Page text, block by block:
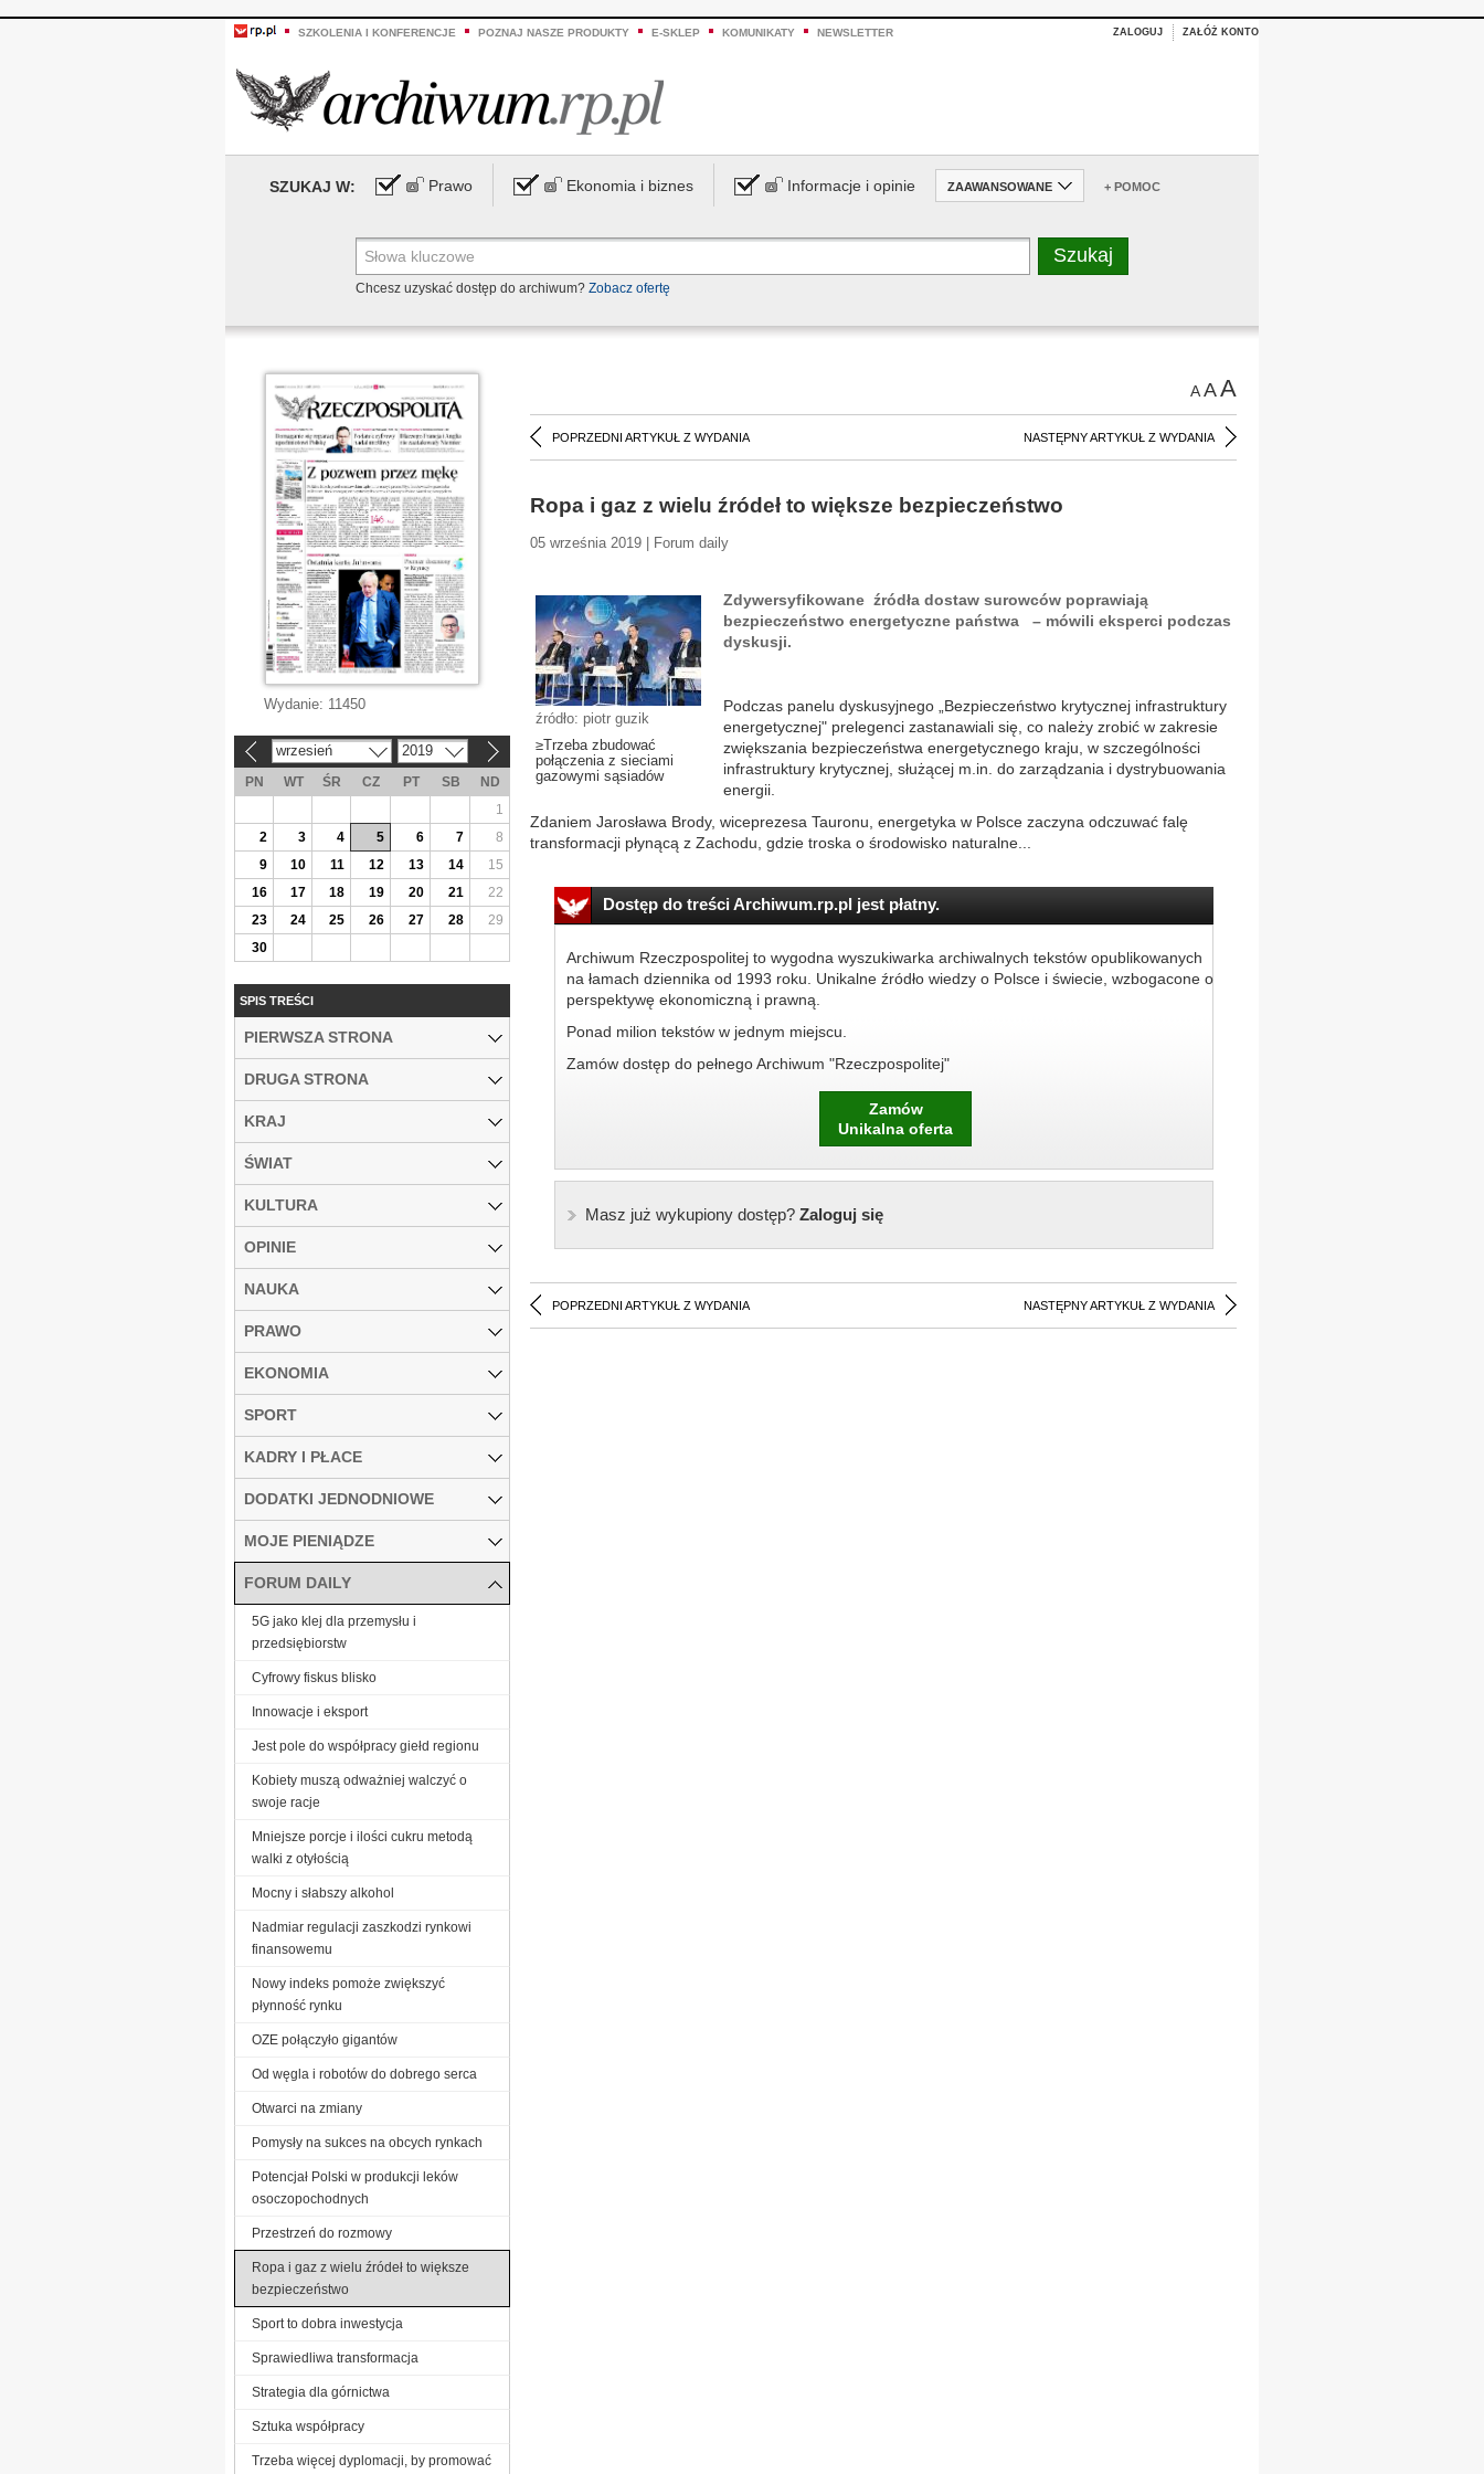
SZKOLENIA I KONFERENCJE POZNAJ NASZE PRODUKTY E-SKLEP KOMUNIKATY NEWSLETTER ZALOGUJ ZAŁÓŻ KONTO
SZUKAJ W: Prawo Ekonomia i biznes Informacje i opinie ZAAWANSOWANE + POMOC
Chcesz uzyskać dostęp do archiwum? Zobacz ofertę
AAA
POPRZEDNI ARTYKUŁ Z WYDANIA NASTĘPNY ARTYKUŁ Z WYDANIA
Ropa i gaz z wielu źródeł to większe bezpieczeństwo
05 września 2019 | Forum daily
źródło: piotr guzik
≥Trzeba zbudować
połączenia z sieciami
gazowymi sąsiadów
Zdywersyfikowane źródła dostaw surowców poprawiają
bezpieczeństwo energetyczne państwa – mówili eksperci podczas
dyskusji.
Podczas panelu dyskusyjnego „Bezpieczeństwo krytycznej infrastruktury
energetycznej" prelegenci zastanawiali się, co należy zrobić w zakresie
zwiększania bezpieczeństwa energetycznego kraju, w szczególności
infrastruktury krytycznej, służącej m.in. do zarządzania i dystrybuowania
energii.
Zdaniem Jarosława Brody, wiceprezesa Tauronu, energetyka w Polsce zaczyna odczuwać falę
transformacji płynącą z Zachodu, gdzie troska o środowisko naturalne...
Dostęp do treści Archiwum.rp.pl jest płatny.
Archiwum Rzeczpospolitej to wygodna wyszukiwarka archiwalnych tekstów opublikowanych
na łamach dziennika od 1993 roku. Unikalne źródło wiedzy o Polsce i świecie, wzbogacone o
perspektywę ekonomiczną i prawną.
Ponad milion tekstów w jednym miejscu.
Zamów dostęp do pełnego Archiwum "Rzeczpospolitej"
Zamów
Unikalna oferta
Masz już wykupiony dostęp?Zaloguj się
POPRZEDNI ARTYKUŁ Z WYDANIA NASTĘPNY ARTYKUŁ Z WYDANIA
Wydanie: 11450
wrzesień 2019
PN WT ŚR CZ PT SB
ND
1
2
3 4 5 6 7
8
9
10 11 12 13 14
15
16
17 18 19 20 21
22
23
24 25 26 27 28
29
30
SPIS TREŚCI
PIERWSZA STRONA
DRUGA STRONA
KRAJ
ŚWIAT
KULTURA
OPINIE
NAUKA
PRAWO
EKONOMIA
SPORT
KADRY I PŁACE
DODATKI JEDNODNIOWE
MOJE PIENIĄDZE
FORUM DAILY
5G jako klej dla przemysłu i
przedsiębiorstw
Cyfrowy fiskus blisko
Innowacje i eksport
Jest pole do współpracy giełd regionu
Kobiety muszą odważniej walczyć o
swoje racje
Mniejsze porcje i ilości cukru metodą
walki z otyłością
Mocny i słabszy alkohol
Nadmiar regulacji zaszkodzi rynkowi
finansowemu
Nowy indeks pomoże zwiększyć
płynność rynku
OZE połączyło gigantów
Od węgla i robotów do dobrego serca
Otwarci na zmiany
Pomysły na sukces na obcych rynkach
Potencjał Polski w produkcji leków
osoczopochodnych
Przestrzeń do rozmowy
Ropa i gaz z wielu źródeł to większe
bezpieczeństwo
Sport to dobra inwestycja
Sprawiedliwa transformacja
Strategia dla górnictwa
Sztuka współpracy
Trzeba więcej dyplomacji, by promować